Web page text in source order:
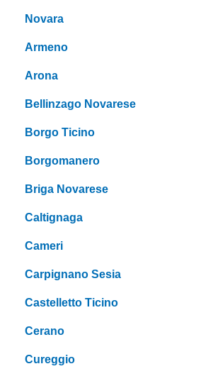
Novara
Armeno
Arona
Bellinzago Novarese
Borgo Ticino
Borgomanero
Briga Novarese
Caltignaga
Cameri
Carpignano Sesia
Castelletto Ticino
Cerano
Cureggio